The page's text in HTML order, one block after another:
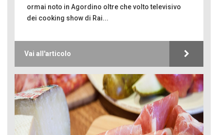
ormai noto in Agordino oltre che volto televisivo
dei cooking show di Rai...
Vai all'articolo